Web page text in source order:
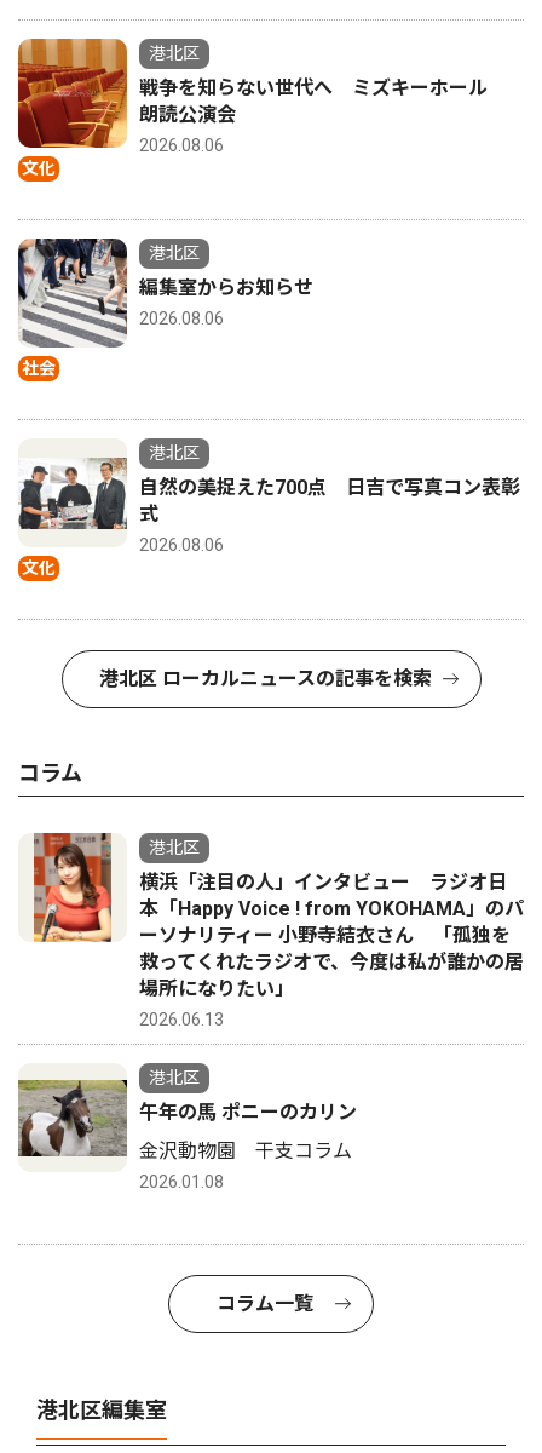
文化
港北区
戦争を知らない世代へ ミズキーホール
朗読公演会
2026.08.06
社会
港北区
編集室からお知らせ
2026.08.06
文化
港北区
自然の美捉えた700点 日吉で写真コン表彰
式
2026.08.06
港北区 ローカルニュースの記事を検索
コラム
港北区
横浜「注目の人」インタビュー ラジオ日
本「Happy Voice ! from YOKOHAMA」のパ
ーソナリティー 小野寺結衣さん 「孤独を
救ってくれたラジオで、今度は私が誰かの居
場所になりたい」
2026.06.13
港北区
午年の馬 ポニーのカリン
金沢動物園 干支コラム
2026.01.08
コラム一覧
港北区編集室